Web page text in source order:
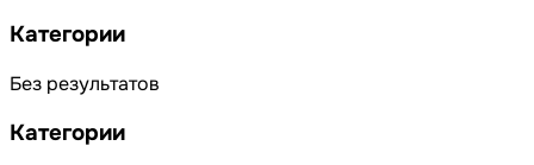
Категории
Без результатов
Категории